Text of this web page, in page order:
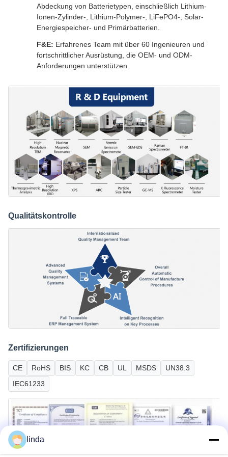
Abdeckung von Batterietypen, einschließlich Lithium-
Ionen-Zylinder-, Lithium-Polymer-, LiFePO4-, Solar-
Energiespeicher- und Primärbatterien.
F&E: Erfahrenes Team mit über 60 Ingenieuren und
fortschrittlicher Ausrüstung, die OEM- und ODM-
Anforderungen unterstützen.
Qualitätskontrolle
Zertifizierungen
CE RoHS BIS KC CB UL MSDS
UN38.3
IEC61233
linda